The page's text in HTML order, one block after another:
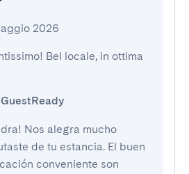
2026
Bel locale, in ottima
Nos alegra mucho
de tu estancia. El buen
conveniente son